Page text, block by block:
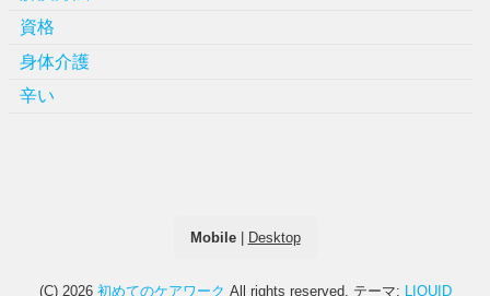
資格
身体介護
辛い
Mobile| Desktop
(C) 2026 初めてのケアワーク All rights reserved. テーマ: LIQUID